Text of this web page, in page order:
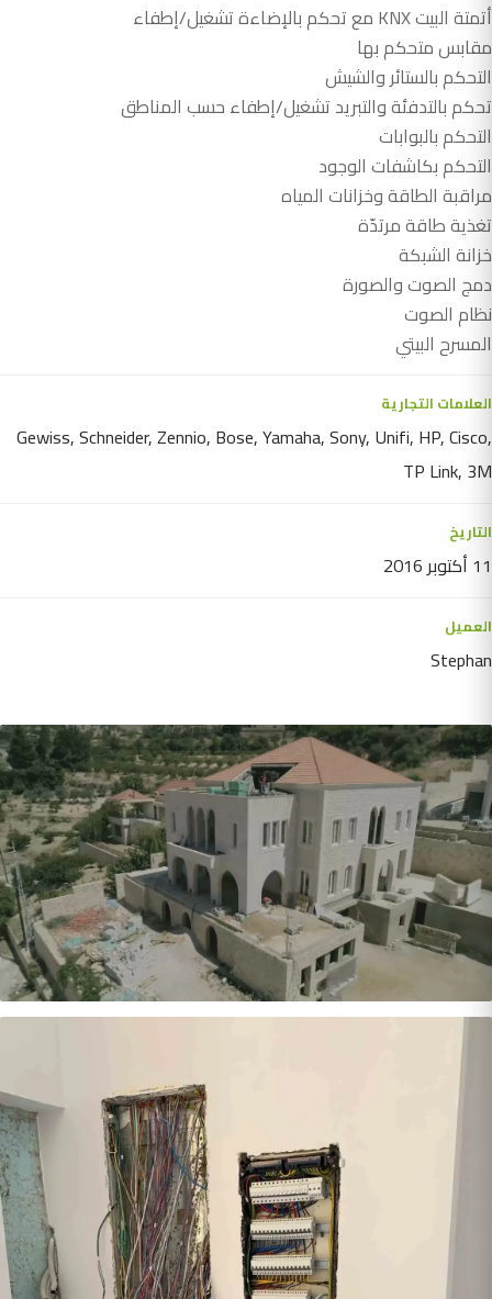
أتمتة البيت KNX مع تحكم بالإضاءة تشغيل/إطفاء
مقابس متحكم بها
التحكم بالستائر والشيش
تحكم بالتدفئة والتبريد تشغيل/إطفاء حسب المناطق
التحكم بالبوابات
التحكم بكاشفات الوجود
مراقبة الطاقة وخزانات المياه
تغذية طاقة مرتدّة
خزانة الشبكة
دمج الصوت والصورة
نظام الصوت
المسرح البيتي
العلامات التجارية
Gewiss, Schneider, Zennio, Bose, Yamaha, Sony, Unifi, HP, Cisco,
TP Link, 3M
التاريخ
11 أكتوبر 2016
العميل
Stephan